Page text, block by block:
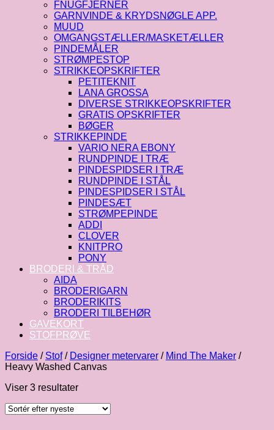
FNUGFJERNER
GARNVINDE & KRYDSNØGLE APP.
MUUD
OMGANGSTÆLLER/MASKETÆLLER
PINDEMÅLER
STRØMPESTOP
STRIKKEOPSKRIFTER
PETITEKNIT
LANA GROSSA
DIVERSE STRIKKEOPSKRIFTER
GRATIS OPSKRIFTER
BØGER
STRIKKEPINDE
VARIO NERA EBONY
RUNDPINDE I TRÆ
PINDESPIDSER I TRÆ
RUNDPINDE I STÅL
PINDESPIDSER I STÅL
PINDESÆT
STRØMPEPINDE
ADDI
CLOVER
KNITPRO
PONY
BRODERI & TRÅD
AIDA
BRODERIGARN
BRODERIKITS
BRODERI TILBEHØR
GAVEKORT
STOFPRØVE
Forside / Stof / Designer metervarer / Mind The Maker /
Heavy Washed Canvas
Viser 3 resultaterSorteret
seneste